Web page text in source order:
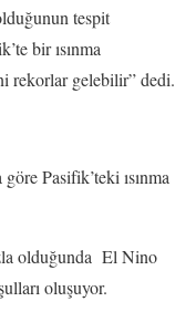
tespit
bir ısınma
rekorlar gelebilir” dedi.
Pasifik’teki ısınma
olduğunda El Nino
oluşuyor.